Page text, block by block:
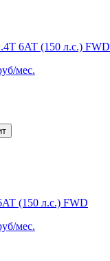
6AT (150 л.с.) FWD
мес.
(150 л.с.) FWD
мес.